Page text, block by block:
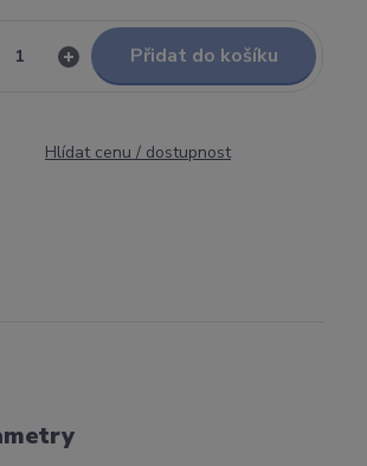
Přidat do košíku
Hlídat cenu / dostupnost